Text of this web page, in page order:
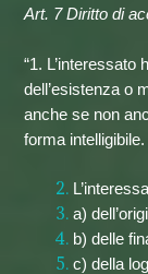
Art. 7 Diritto di
“1. L’interessato
dell’esistenza o
anche se non
forma intelligibile.
a)
b) delle
c) della